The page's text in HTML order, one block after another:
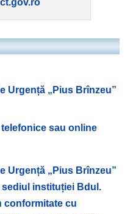
Urgență „Pius Brînzeu”
sau online
Urgență „Pius Brînzeu”
sediul instituției Bdul.
conformitate cu